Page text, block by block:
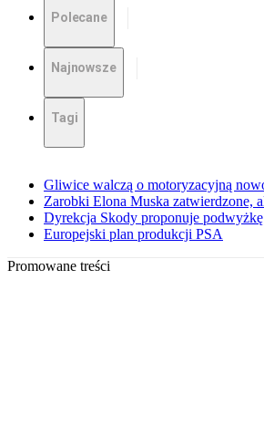
Polecane
Najnowsze
Tagi
Gliwice walczą o motoryzacyjną
Zarobki Elona Muska zatwierdzone,
Dyrekcja Skody proponuje
Europejski plan produkcji PSA
Promowane treści